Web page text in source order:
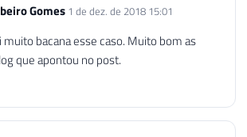
Gomes 1 de dez. de 2018 15:01
muito bacana esse caso. Muito bom as
que apontou no post.